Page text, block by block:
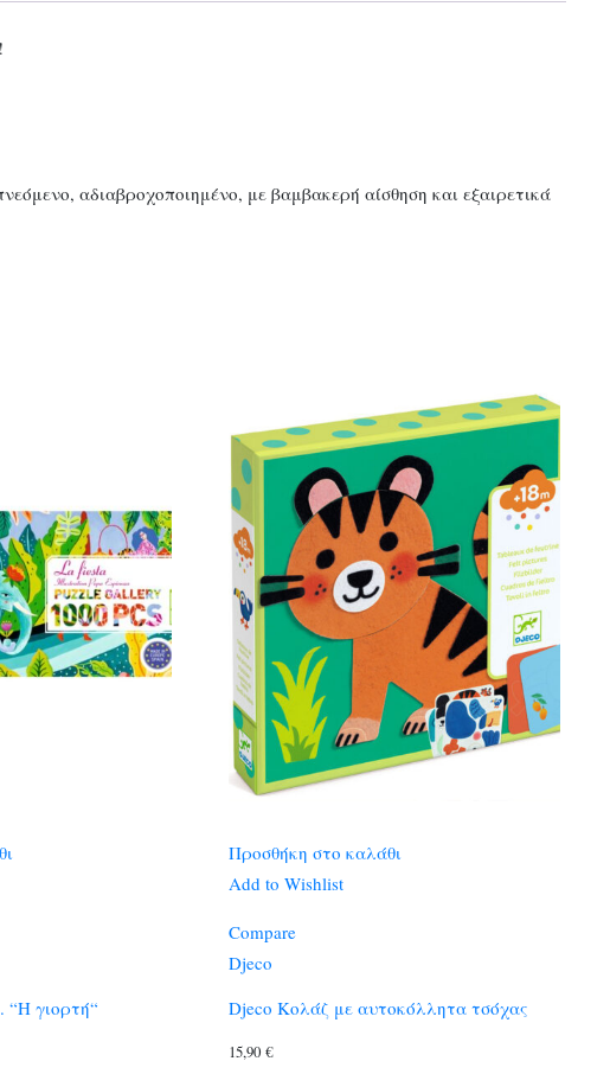
αδιαβροχοποιημένο, με βαμβακερή αίσθηση και εξαιρετικά
“Η γιορτή“
Προσθήκη στο καλάθι
Add to Wishlist
Compare
Djeco
Djeco Κολάζ με αυτοκόλλητα τσόχας
15,90 €